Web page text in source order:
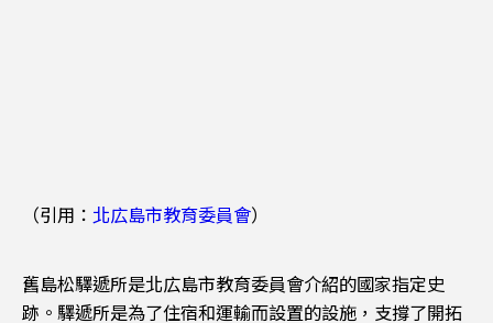
（引用： 北広島市教育委員會）
舊島松驛遞所是北広島市教育委員會介紹的國家指定史
跡。驛遞所是為了住宿和運輸而設置的設施，支撐了開拓